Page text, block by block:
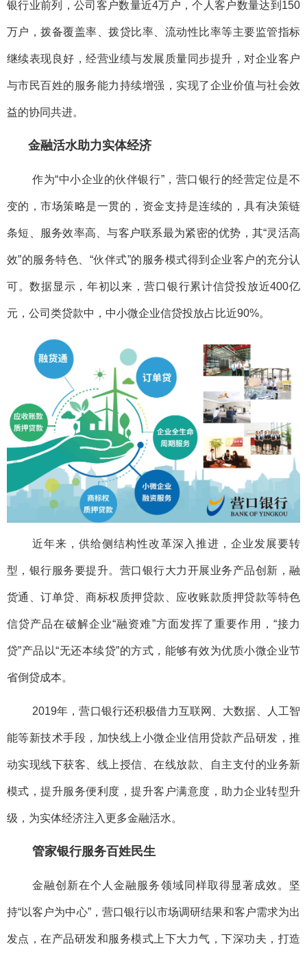
银行业前列，公司客户数量近4万户，个人客户数量达到150
万户，拨备覆盖率、拨贷比率、流动性比率等主要监管指标
继续表现良好，经营业绩与发展质量同步提升，对企业客户
与市民百姓的服务能力持续增强，实现了企业价值与社会效
益的协同共进。
金融活水助力实体经济
作为“中小企业的伙伴银行”，营口银行的经营定位是不
变的，市场策略是一贯的，资金支持是连续的，具有决策链
条短、服务效率高、与客户联系最为紧密的优势，其“灵活高
效”的服务特色、“伙伴式”的服务模式得到企业客户的充分认
可。数据显示，年初以来，营口银行累计信贷投放近400亿
元，公司类贷款中，中小微企业信贷投放占比近90%。
近年来，供给侧结构性改革深入推进，企业发展要转
型，银行服务要提升。营口银行大力开展业务产品创新，融
货通、订单贷、商标权质押贷款、应收账款质押贷款等特色
信贷产品在破解企业“融资难”方面发挥了重要作用，“接力
贷”产品以“无还本续贷”的方式，能够有效为优质小微企业节
省倒贷成本。
2019年，营口银行还积极借力互联网、大数据、人工智
能等新技术手段，加快线上小微企业信用贷款产品研发，推
动实现线下获客、线上授信、在线放款、自主支付的业务新
模式，提升服务便利度，提升客户满意度，助力企业转型升
级，为实体经济注入更多金融活水。
管家银行服务百姓民生
金融创新在个人金融服务领域同样取得显著成效。坚
持“以客户为中心”，营口银行以市场调研结果和客户需求为出
发点，在产品研发和服务模式上下大力气，下深功夫，打造